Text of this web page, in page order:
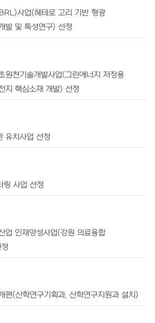
사업(헤테로 고리 기반 형광
발 및 특성연구) 선정
원천기술개발사업(그린에너지 저장용
지 핵심소재 개발) 선정
유치사업 선정
사업 선정
업 인재양성사업(강원 의료융합
편(산학연구기획과, 산학연구지원과 설치)